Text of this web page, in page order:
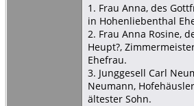
1. Frau Anna, des
in Hohenliebenthal
2. Frau Anna Rosine,
Heupt?,
Ehefrau.
3. Junggesell Carl
Neumann,
ältester Sohn.